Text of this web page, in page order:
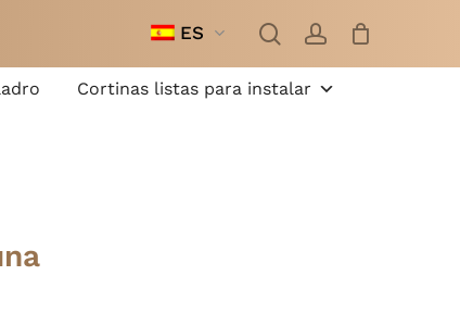
ES
en
Cortinas listas para instalar
cesta